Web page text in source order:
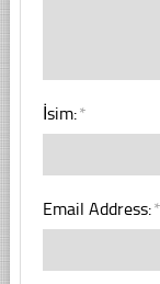
İsim:*
Email Address:*